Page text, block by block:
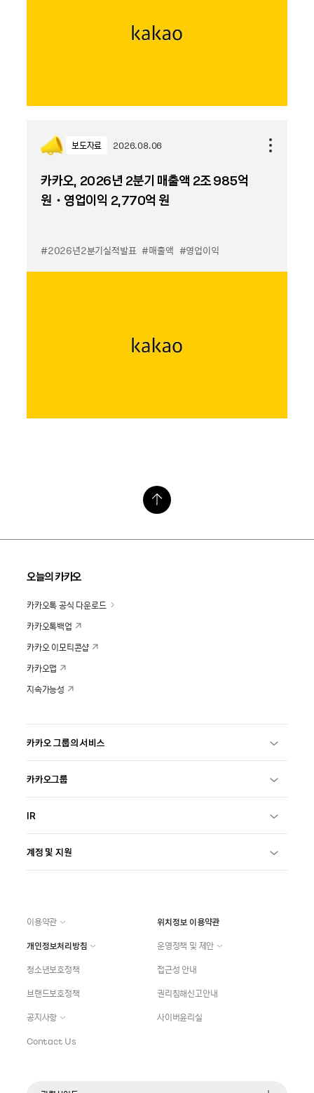
보도자료 2026.08.06
카카오, 2026년 2분기 매출액 2조 985억
원・영업이익 2,770억 원
#2026년2분기실적발표 #매출액 #영업이익
오늘의 카카오
카카오톡 공식 다운로드
카카오톡백업
카카오 이모티콘샵
카카오맵
지속가능성
카카오 그룹의 서비스
카카오그룹
IR
계정 및 지원
이용약관
위치정보 이용약관
개인정보처리방침
운영정책 및 제안
청소년보호정책
접근성 안내
브랜드보호정책
권리침해신고안내
공지사항
사이버윤리실
Contact Us